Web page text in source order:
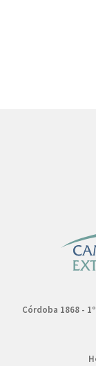
Córdoba 1868 -